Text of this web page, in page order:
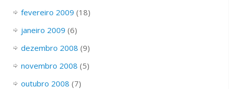
fevereiro 2009 (18)
janeiro 2009 (6)
dezembro 2008 (9)
novembro 2008 (5)
outubro 2008 (7)